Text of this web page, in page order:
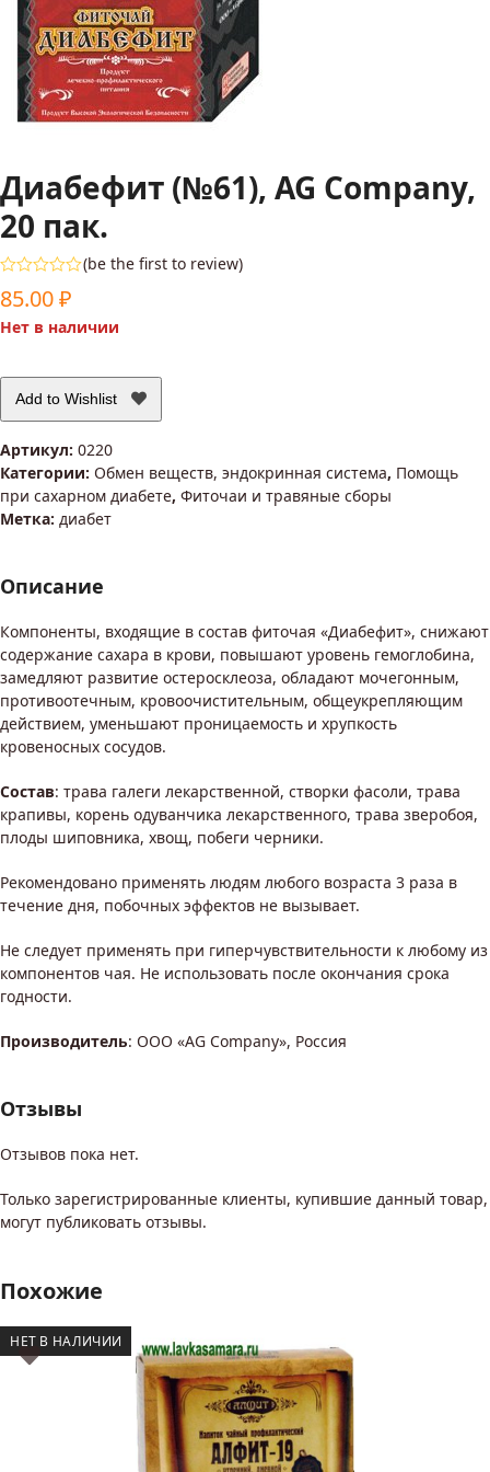
Диабефит (№61), AG Company,
20 пак.
0
5
(be the first to review)
85.00₽
Нет в наличии
Add to Wishlist
Артикул: 0220
Категории: Обмен веществ, эндокринная система, Помощь
при сахарном диабете, Фиточаи и травяные сборы
Метка: диабет
Описание
Компоненты, входящие в состав фиточая «Диабефит», снижают
содержание сахара в крови, повышают уровень гемоглобина,
замедляют развитие остеросклеоза, обладают мочегонным,
противоотечным, кровоочистительным, общеукрепляющим
действием, уменьшают проницаемость и хрупкость
кровеносных сосудов.
Состав: трава галеги лекарственной, створки фасоли, трава
крапивы, корень одуванчика лекарственного, трава зверобоя,
плоды шиповника, хвощ, побеги черники.
Рекомендовано применять людям любого возраста 3 раза в
течение дня, побочных эффектов не вызывает.
Не следует применять при гиперчувствительности к любому из
компонентов чая. Не использовать после окончания срока
годности.
Производитель: ООО «AG Company», Россия
Отзывы
Отзывов пока нет.
Только зарегистрированные клиенты, купившие данный товар,
могут публиковать отзывы.
Похожие
НЕТ В НАЛИЧИИ